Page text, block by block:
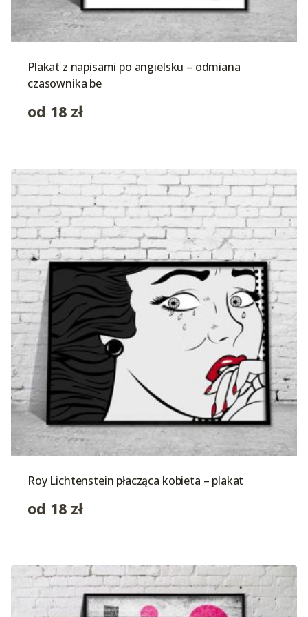
Plakat z napisami po angielsku – odmiana
czasownika be
od 18 zł
Roy Lichtenstein płacząca kobieta – plakat
od 18 zł